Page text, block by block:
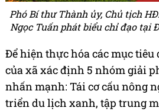
Phó Bí thư Thành ủy, Chủ tịch
Ngọc Tuấn phát biểu chỉ đạo tại
Để hiện thực hóa các mục tiêu
của xã xác định 5 nhóm giải
nhấn mạnh: Tái cơ cấu nông
triển du lịch xanh, tập trung